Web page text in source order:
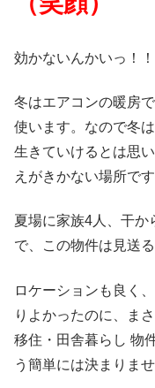
効かないんかいっ！
冬はエアコンの暖房
使います。なので冬
生きていけるとは思
えがきかない場所で
夏場に家族4人、干か
で、この物件は見送
ロケーションも良く
りよかったのに、ま
移住・田舎暮らし 物
う簡単には決まりませ